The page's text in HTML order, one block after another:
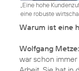
„Eine hohe
eine robuste
Warum ist eine
Wolfgang Metze:
war schon immer